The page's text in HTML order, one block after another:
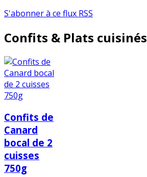
S'abonner à ce flux RSS
Confits & Plats cuisinés
Confits de
Canard
bocal de 2
cuisses
750g